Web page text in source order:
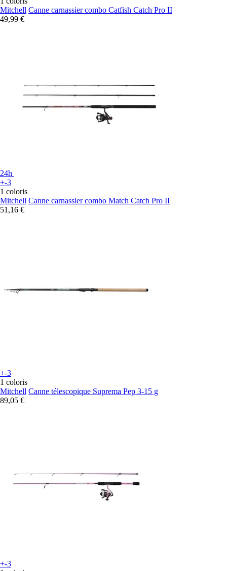
Mitchell Canne carnassier combo Catfish Catch Pro II
49,99 €
24h
+-3
1 coloris
Mitchell Canne carnassier combo Match Catch Pro II
51,16 €
+-3
1 coloris
Mitchell Canne télescopique Suprema Pep 3-15 g
89,05 €
+-3